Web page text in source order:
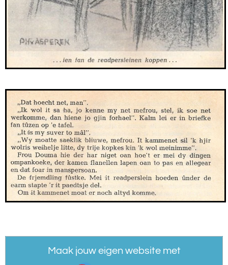
Maak jouw eigen website met
JouwWeb